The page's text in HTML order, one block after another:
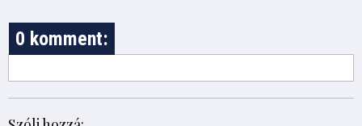
0 komment: